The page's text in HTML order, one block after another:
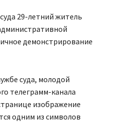
29-летний житель
демонстрирование
суда, молодой
телеграмм-канала
изображение
одним из символов